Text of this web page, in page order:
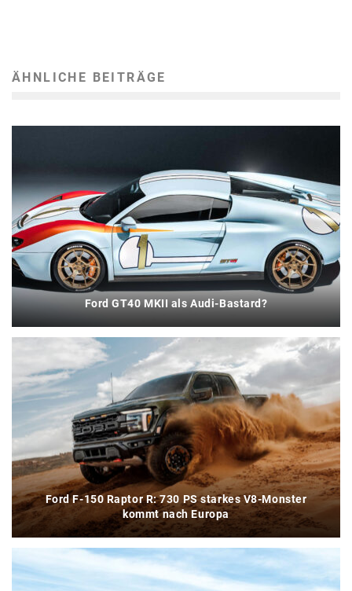
ÄHNLICHE BEITRÄGE
Ford GT40 MKII als Audi-Bastard?
Ford F-150 Raptor R: 730 PS starkes V8-Monster
kommt nach Europa